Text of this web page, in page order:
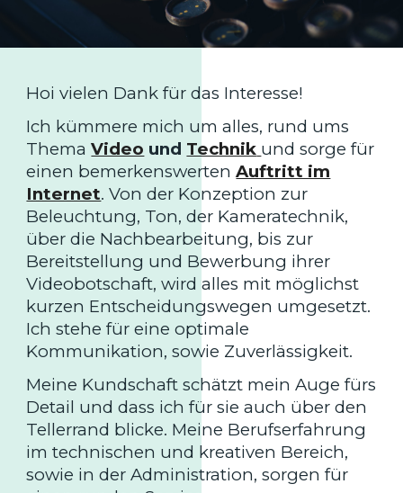
Hoi vielen Dank für das Interesse!
Ich kümmere mich um alles, rund ums
ThemaVideo und Technik und sorge für
einen bemerkenswertenAuftritt im
Internet. Von der Konzeption zur
Beleuchtung, Ton, der Kameratechnik,
über die Nachbearbeitung, bis zur
Bereitstellung und Bewerbung ihrer
Videobotschaft, wird alles mit möglichst
kurzen Entscheidungswegen umgesetzt.
Ich stehe für eine optimale
Kommunikation, sowie Zuverlässigkeit.
Meine Kundschaft schätzt mein Auge fürs
Detail und dass ich für sie auch über den
Tellerrand blicke. Meine Berufserfahrung
im technischen und kreativen Bereich,
sowie in der Administration, sorgen für